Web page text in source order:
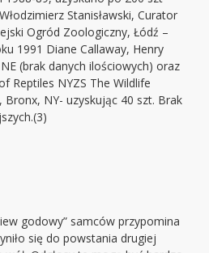
Stanisławski, Curator
Ogród Zoologiczny, Łódź –
1991 Diane Callaway, Henry
(brak danych ilościowych) oraz
Reptiles NYZS The Wildlife
Bronx, NY- uzyskując 40 szt. Brak
godowy” samców przypomina
się do powstania drugiej